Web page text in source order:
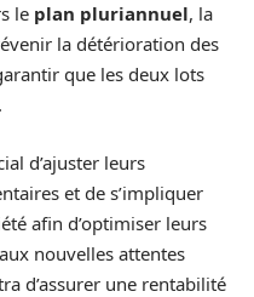
le plan pluriannuel, la
la détérioration des
que les deux lots
d’ajuster leurs
et de s’impliquer
afin d’optimiser leurs
nouvelles attentes
d’assurer une rentabilité